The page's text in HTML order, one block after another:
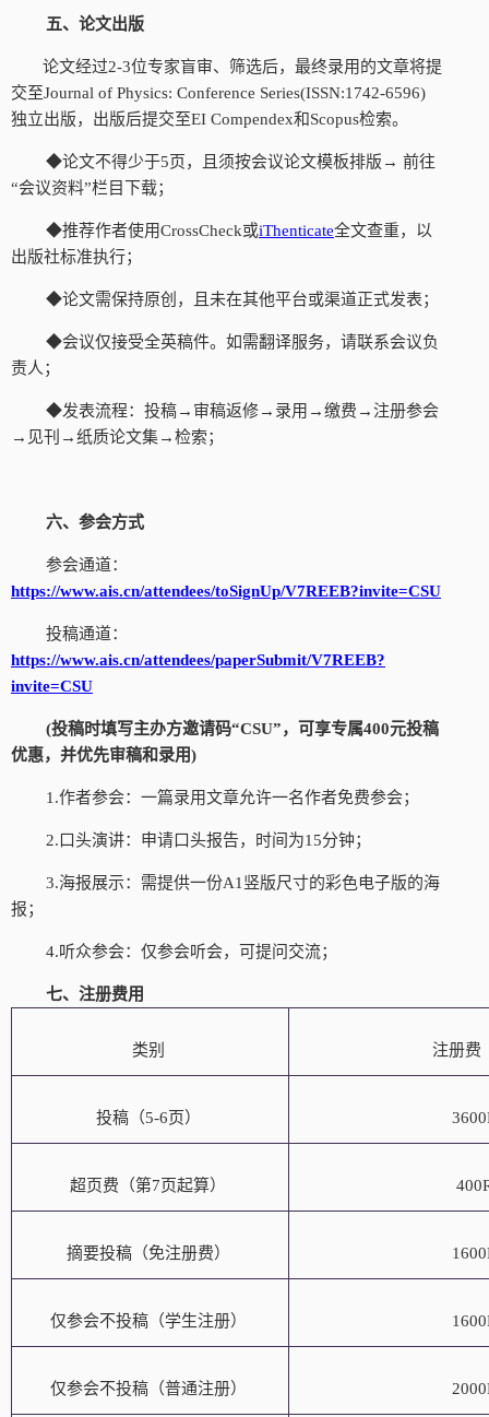
五、论文出版
论文经过2-3位专家盲审、筛选后，最终录用的文章将提
交至Journal of Physics: Conference Series(ISSN:1742-6596)
独立出版，出版后提交至EI Compendex和Scopus检索。
◆论文不得少于5页，且须按会议论文模板排版→ 前往
“会议资料”栏目下载；
◆推荐作者使用CrossCheck或iThenticate全文查重，以
出版社标准执行；
◆论文需保持原创，且未在其他平台或渠道正式发表；
◆会议仅接受全英稿件。如需翻译服务，请联系会议负
责人；
◆发表流程：投稿→审稿返修→录用→缴费→注册参会
→见刊→纸质论文集→检索；
六、参会方式
参会通道：
https://www.ais.cn/attendees/toSignUp/V7REEB?invite=CSU
投稿通道：
https://www.ais.cn/attendees/paperSubmit/V7REEB?
invite=CSU
(投稿时填写主办方邀请码“CSU”， 可享专属400元投稿
优惠，并优先审稿和录用)
1.作者参会：一篇录用文章允许一名作者免费参会；
2.口头演讲：申请口头报告，时间为15分钟；
3.海报展示：需提供一份A1竖版尺寸的彩色电子版的海
报；
4.听众参会：仅参会听会，可提问交流；
七、注册费用
类别 注册费
投稿（5-6页）
超页费（第7页起算）
摘要投稿（免注册费）
仅参会不投稿（学生注册）
仅参会不投稿（普通注册）